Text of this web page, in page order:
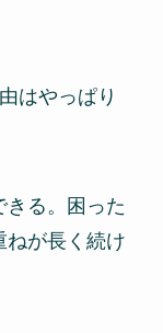
はやっぱり
きる。困った
ねが長く続け